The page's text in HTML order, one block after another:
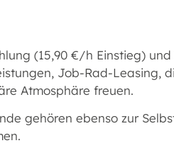
(15,90 €/h Einstieg)
Job-Rad-Leasing,
Atmosphäre freuen.
gehören ebenso zur